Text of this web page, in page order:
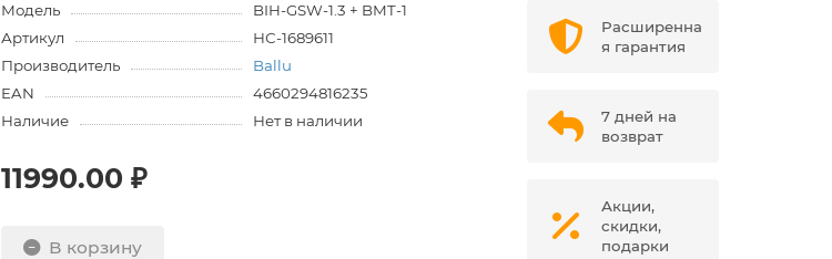
Модель
BIH-GSW-1.3 + BMT-1
Артикул
НС-1689611
Производитель
Ballu
EAN
4660294816235
Наличие
Нет в наличии
11990.00 ₽
В корзину
Расширенна
я гарантия
7 дней на
возврат
Акции,
скидки,
подарки